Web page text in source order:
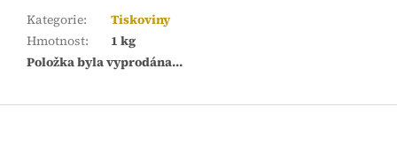
Kategorie:
Tiskoviny
Hmotnost:
1 kg
Položka byla vyprodána…
Z